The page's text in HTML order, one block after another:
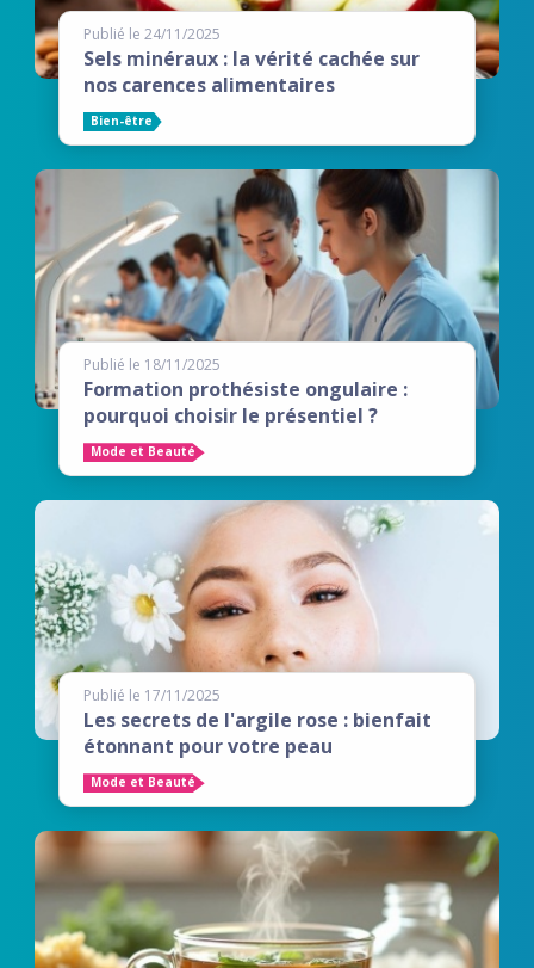
Publié le 24/11/2025
Sels minéraux : la vérité cachée sur
nos carences alimentaires
Bien-être
Publié le 18/11/2025
Formation prothésiste ongulaire :
pourquoi choisir le présentiel ?
Mode et Beauté
Publié le 17/11/2025
Les secrets de l'argile rose : bienfait
étonnant pour votre peau
Mode et Beauté